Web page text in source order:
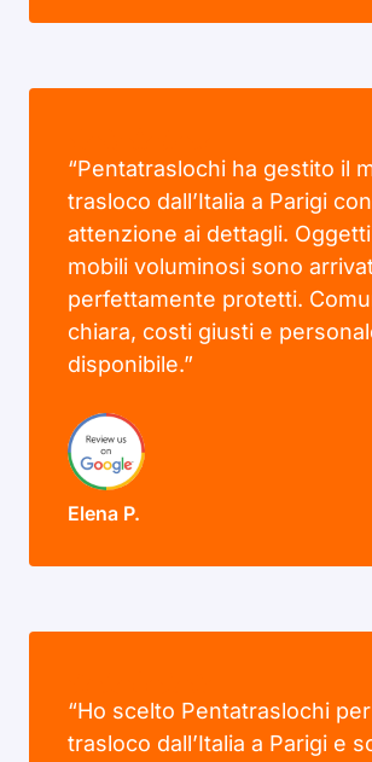
“Pentatraslochi ha gestito il
trasloco dall’Italia a Parigi
attenzione ai dettagli.
mobili voluminosi sono
perfettamente protetti.
chiara, costi giusti e
disponibile.”
Elena P.
“Ho scelto Pentatraslochi
trasloco dall’Italia a Parigi e